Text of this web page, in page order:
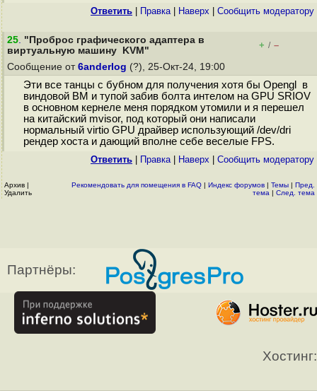
Ответить Правка| Наверх Cообщить модератору
25. "Проброс графического адаптера в
виртуальную машину KVM"
+ / –
Сообщение от 6anderlog (?), 25-Окт-24, 19:00
Эти все танцы с бубном для получения хотя бы Opengl в
виндовой ВМ и тупой забив болта интелом на GPU SRIOV
в основном кернеле меня порядком утомили и я перешел
на китайский mvisor, под который они написали
нормальный virtio GPU драйвер использующий /dev/dri
рендер хоста и дающий вполне себе веселые FPS.
Ответить Правка| Наверх Cообщить модератору
Архив |
Удалить
Рекомендовать для помещения в FAQ | Индекс форумов | Темы | Пред.
тема | След. тема
Партнёры:
Хостинг: